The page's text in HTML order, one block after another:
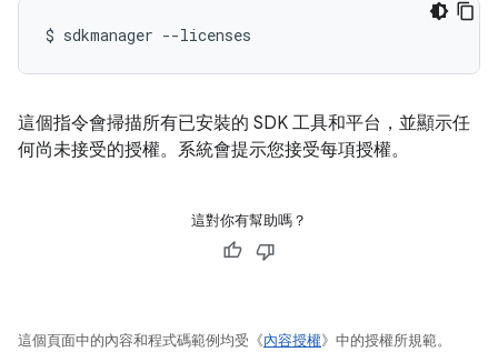
$ sdkmanager --licenses
這個指令會掃描所有已安裝的 SDK 工具和平台，並顯示任
何尚未接受的授權。系統會提示您接受每項授權。
這對你有幫助嗎？
這個頁面中的內容和程式碼範例均受《內容授權》中的授權所規範。